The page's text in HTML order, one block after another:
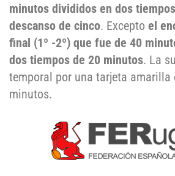
minutos divididos en dos
descanso de cinco. Excepto el
final (1º -2º) que fue de 40
dos tiempos de 20 minutos. La
temporal por una tarjeta amarilla
minutos.